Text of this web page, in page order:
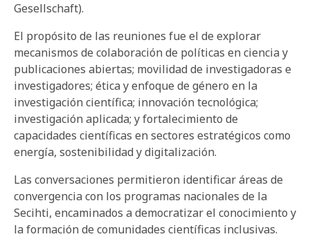
Gesellschaft).
El propósito de las reuniones fue el de explorar
mecanismos de colaboración de políticas en ciencia y
publicaciones abiertas; movilidad de investigadoras e
investigadores; ética y enfoque de género en la
investigación científica; innovación tecnológica;
investigación aplicada; y fortalecimiento de
capacidades científicas en sectores estratégicos como
energía, sostenibilidad y digitalización.
Las conversaciones permitieron identificar áreas de
convergencia con los programas nacionales de la
Secihti, encaminados a democratizar el conocimiento y
la formación de comunidades científicas inclusivas.